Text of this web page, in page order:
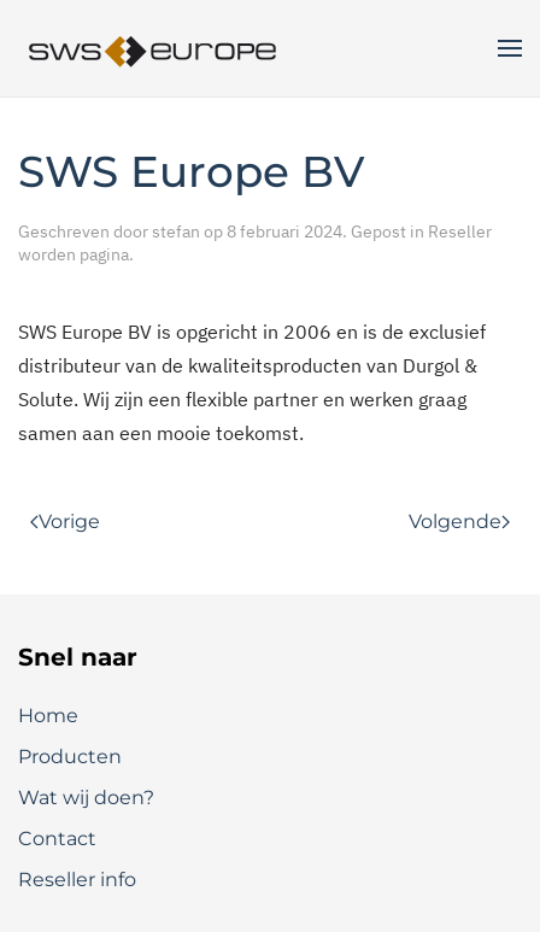
Skip to main content
SWS Europe BV
Geschreven door stefan op 8 februari 2024. Gepost in Reseller
worden pagina.
SWS Europe BV is opgericht in 2006 en is de exclusief
distributeur van de kwaliteitsproducten van Durgol &
Solute. Wij zijn een flexible partner en werken graag
samen aan een mooie toekomst.
Vorige Volgende
Snel naar
Home
Producten
Wat wij doen?
Contact
Reseller info